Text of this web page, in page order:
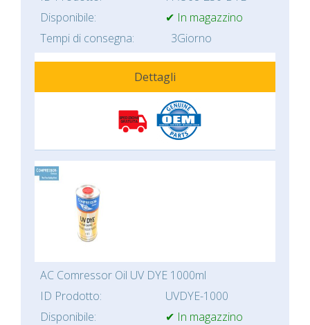
Disponibile:
✔ In magazzino
Tempi di consegna:
3Giorno
Dettagli
AC Comressor Oil UV DYE 1000ml
ID Prodotto:
UVDYE-1000
Disponibile:
✔ In magazzino